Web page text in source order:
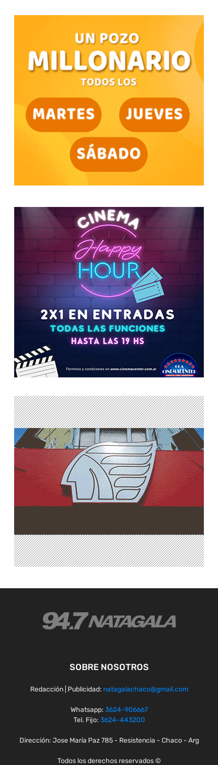
SOBRE NOSOTROS
Redacción | Publicidad: natagalachaco@gmail.com
Whatsapp: 3624-906667
Tel. Fijo: 3624-443200
Dirección: Jose María Paz 785 - Resistencia - Chaco - Arg
Todos los derechos reservados ©